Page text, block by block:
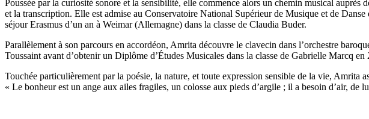
Poussée par la curiosité sonore et la sensibilité, elle commence alors un chemin musical
et la transcription. Elle est admise au Conservatoire National Supérieur de Musique et de
séjour Erasmus d’un an à Weimar (Allemagne) dans la classe de Claudia Buder.
Parallèlement à son parcours en accordéon, Amrita découvre le clavecin dans l’orchestre
Toussaint avant d’obtenir un Diplôme d’Études Musicales dans la classe de Gabrielle Marcq en
Touchée particulièrement par la poésie, la nature, et toute expression sensible de la vie, Amrita
« Le bonheur est un ange aux ailes fragiles, un colosse aux pieds d’argile ; il a besoin d’air, de